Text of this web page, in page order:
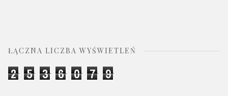
ŁĄCZNA LICZBA WYŚWIETLEŃ
2 5 3 6 0 7 9